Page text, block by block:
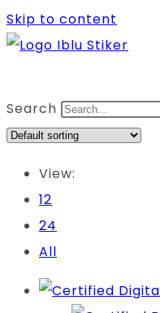
Skip to content
Search
View:
12
24
All